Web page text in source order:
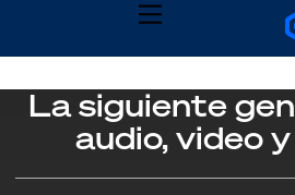
MENU
India (English)
Deutsch
Español
日本語
La siguiente
audio, video